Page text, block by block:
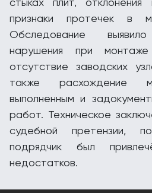
признаки протечек в
Обследование выявило
нарушения при
отсутствие заводских
также расхождение
выполненным и
работ. Техническое
судебной претензии,
подрядчик был
недостатков.